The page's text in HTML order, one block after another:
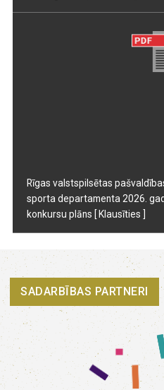
Rīgas valstspilsētas
sporta departamenta 2026.
konkursu plāns [ Klausīties ]
SADARBĪBAS PARTNERI